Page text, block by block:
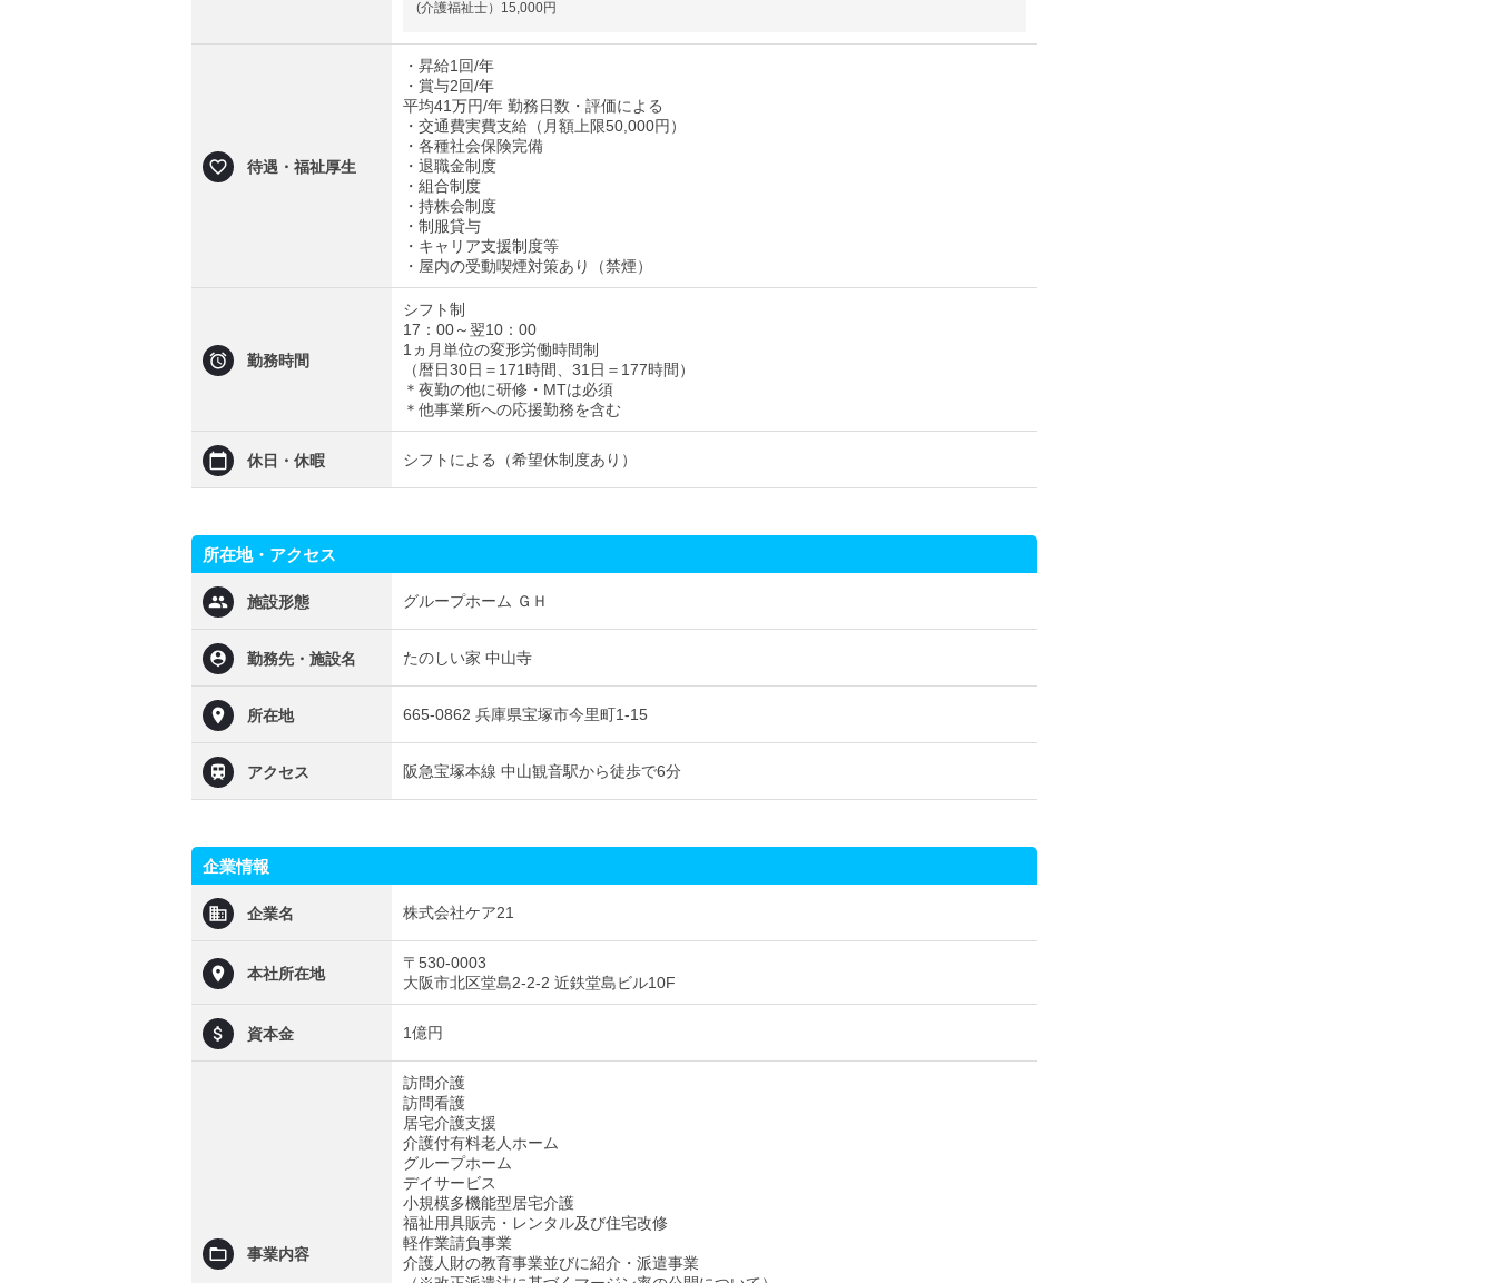
(介護福祉士）15,000円
待遇・福祉厚生
・昇給1回/年
・賞与2回/年
平均41万円/年 勤務日数・評価による
・交通費実費支給（月額上限50,000円）
・各種社会保険完備
・退職金制度
・組合制度
・持株会制度
・制服貸与
・キャリア支援制度等
・屋内の受動喫煙対策あり（禁煙）
勤務時間
シフト制
17：00～翌10：00
1ヵ月単位の変形労働時間制
（暦日30日＝171時間、31日＝177時間）
＊夜勤の他に研修・MTは必須
＊他事業所への応援勤務を含む
休日・休暇 シフトによる（希望休制度あり）
所在地・アクセス
施設形態 グループホーム ＧＨ
勤務先・施設名 たのしい家 中山寺
所在地 665-0862 兵庫県宝塚市今里町1-15
アクセス 阪急宝塚本線 中山観音駅から徒歩で6分
企業情報
企業名 株式会社ケア21
本社所在地
〒530-0003
大阪市北区堂島2-2-2 近鉄堂島ビル10F
資本金 1億円
事業内容
訪問介護
訪問看護
居宅介護支援
介護付有料老人ホーム
グループホーム
デイサービス
小規模多機能型居宅介護
福祉用具販売・レンタル及び住宅改修
軽作業請負事業
介護人財の教育事業並びに紹介・派遣事業